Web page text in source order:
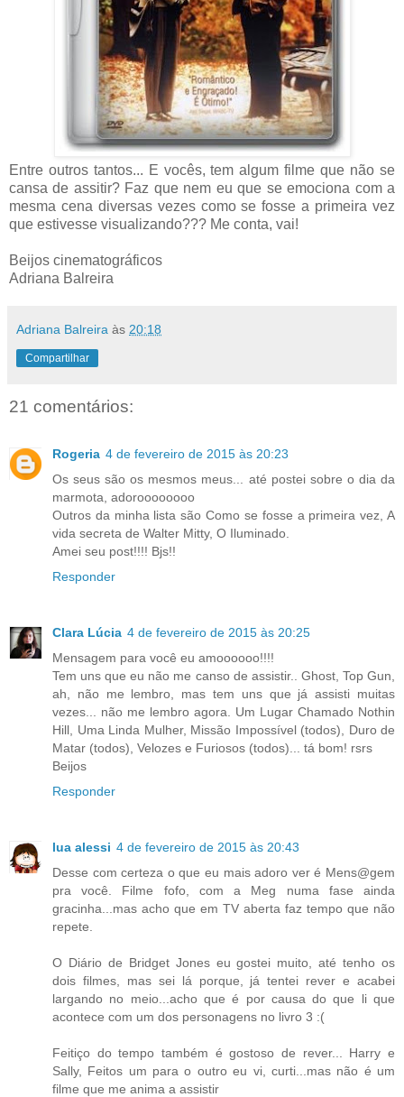
Entre outros tantos... E vocês, tem algum filme que não se
cansa de assitir? Faz que nem eu que se emociona com a
mesma cena diversas vezes como se fosse a primeira vez
que estivesse visualizando??? Me conta, vai!
Beijos cinematográficos
Adriana Balreira
Adriana Balreira às 20:18
Compartilhar
21 comentários:
Rogeria 4 de fevereiro de 2015 às 20:23
Os seus são os mesmos meus... até postei sobre o dia da
marmota, adoroooooooo
Outros da minha lista são Como se fosse a primeira vez, A
vida secreta de Walter Mitty, O Iluminado.
Amei seu post!!!! Bjs!!
Responder
Clara Lúcia 4 de fevereiro de 2015 às 20:25
Mensagem para você eu amoooooo!!!!
Tem uns que eu não me canso de assistir.. Ghost, Top Gun,
ah, não me lembro, mas tem uns que já assisti muitas
vezes... não me lembro agora. Um Lugar Chamado Nothin
Hill, Uma Linda Mulher, Missão Impossível (todos), Duro de
Matar (todos), Velozes e Furiosos (todos)... tá bom! rsrs
Beijos
Responder
lua alessi 4 de fevereiro de 2015 às 20:43
Desse com certeza o que eu mais adoro ver é Mens@gem
pra você. Filme fofo, com a Meg numa fase ainda
gracinha...mas acho que em TV aberta faz tempo que não
repete.
O Diário de Bridget Jones eu gostei muito, até tenho os
dois filmes, mas sei lá porque, já tentei rever e acabei
largando no meio...acho que é por causa do que li que
acontece com um dos personagens no livro 3 :(
Feitiço do tempo também é gostoso de rever... Harry e
Sally, Feitos um para o outro eu vi, curti...mas não é um
filme que me anima a assistir